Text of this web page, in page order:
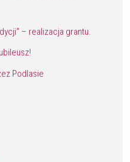
– realizacja grantu.
Podlasie